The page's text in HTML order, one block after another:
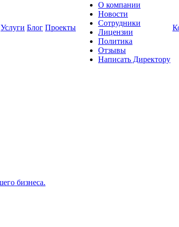
Услуги Блог Проекты
О компании
Новости
Сотрудники
Лицензии
Политика
Отзывы
Написать Директору